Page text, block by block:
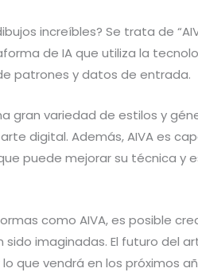
increíbles? Se trata de
de IA que utiliza la
patrones y datos de entrada.
gran variedad de estilos y
digital. Además, AIVA es
puede mejorar su técnica y
como AIVA, es posible
imaginadas. El futuro del
que vendrá en los próximos